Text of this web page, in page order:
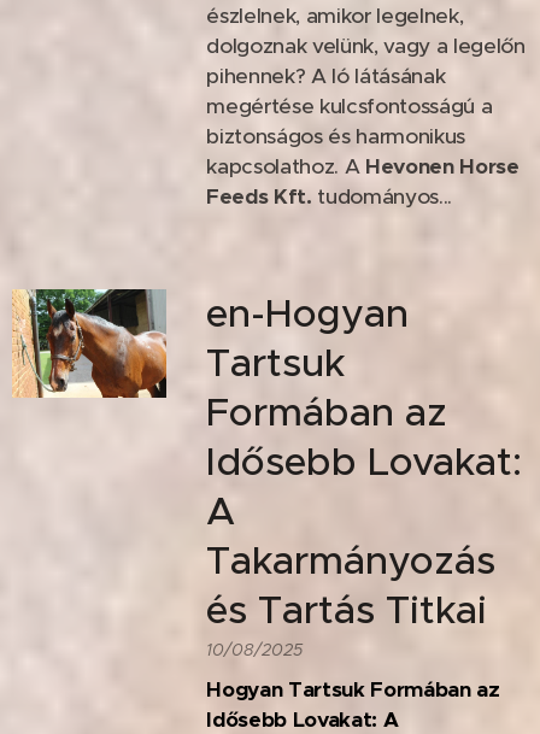
észlelnek, amikor legelnek,
dolgoznak velünk, vagy a legelőn
pihennek? A ló látásának
megértése kulcsfontosságú a
biztonságos és harmonikus
kapcsolathoz. A Hevonen Horse
Feeds Kft. tudományos...
en-Hogyan
Tartsuk
Formában az
Idősebb Lovakat:
A
Takarmányozás
és Tartás Titkai
10/08/2025
Hogyan Tartsuk Formában az
Idősebb Lovakat: A